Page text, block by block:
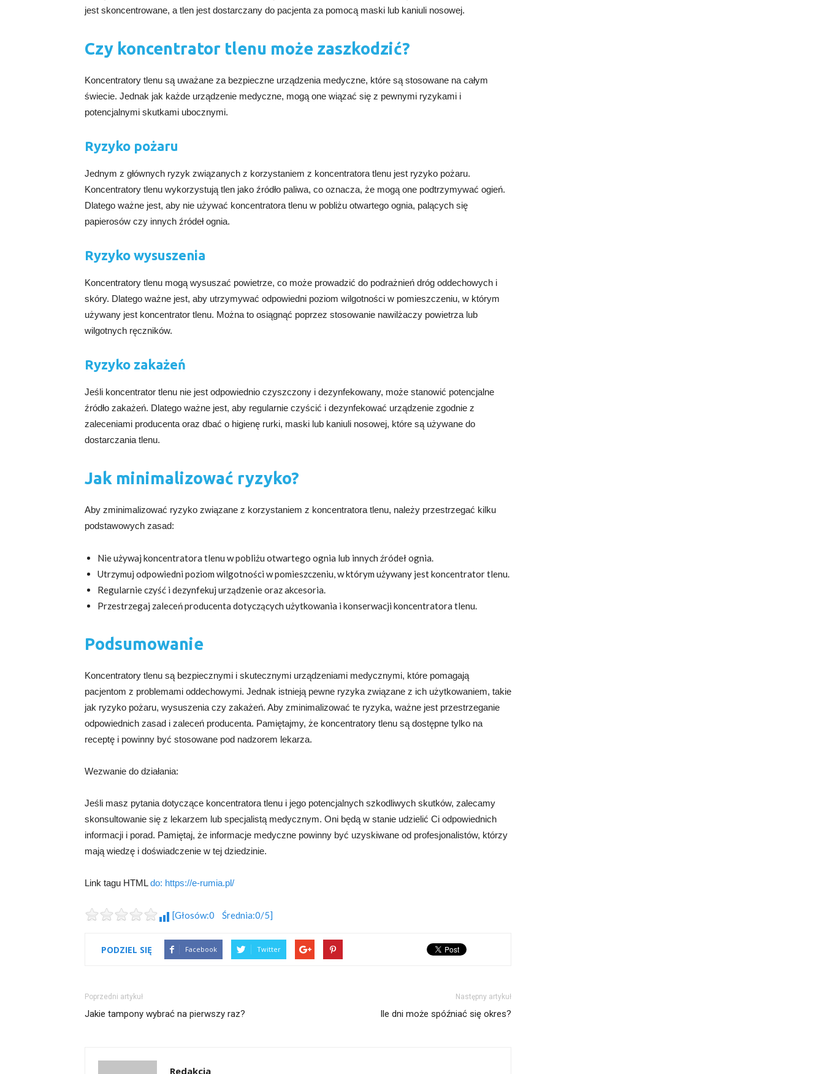
jest skoncentrowane, a tlen jest dostarczany do pacjenta za pomocą maski lub kaniuli nosowej.
Czy koncentrator tlenu może zaszkodzić?
Koncentratory tlenu są uważane za bezpieczne urządzenia medyczne, które są stosowane na całym
świecie. Jednak jak każde urządzenie medyczne, mogą one wiązać się z pewnymi ryzykami i
potencjalnymi skutkami ubocznymi.
Ryzyko pożaru
Jednym z głównych ryzyk związanych z korzystaniem z koncentratora tlenu jest ryzyko pożaru.
Koncentratory tlenu wykorzystują tlen jako źródło paliwa, co oznacza, że mogą one podtrzymywać ogień.
Dlatego ważne jest, aby nie używać koncentratora tlenu w pobliżu otwartego ognia, palących się
papierosów czy innych źródeł ognia.
Ryzyko wysuszenia
Koncentratory tlenu mogą wysuszać powietrze, co może prowadzić do podrażnień dróg oddechowych i
skóry. Dlatego ważne jest, aby utrzymywać odpowiedni poziom wilgotności w pomieszczeniu, w którym
używany jest koncentrator tlenu. Można to osiągnąć poprzez stosowanie nawilżaczy powietrza lub
wilgotnych ręczników.
Ryzyko zakażeń
Jeśli koncentrator tlenu nie jest odpowiednio czyszczony i dezynfekowany, może stanowić potencjalne
źródło zakażeń. Dlatego ważne jest, aby regularnie czyścić i dezynfekować urządzenie zgodnie z
zaleceniami producenta oraz dbać o higienę rurki, maski lub kaniuli nosowej, które są używane do
dostarczania tlenu.
Jak minimalizować ryzyko?
Aby zminimalizować ryzyko związane z korzystaniem z koncentratora tlenu, należy przestrzegać kilku
podstawowych zasad:
Nie używaj koncentratora tlenu w pobliżu otwartego ognia lub innych źródeł ognia.
Utrzymuj odpowiedni poziom wilgotności w pomieszczeniu, w którym używany jest koncentrator tlenu.
Regularnie czyść i dezynfekuj urządzenie oraz akcesoria.
Przestrzegaj zaleceń producenta dotyczących użytkowania i konserwacji koncentratora tlenu.
Podsumowanie
Koncentratory tlenu są bezpiecznymi i skutecznymi urządzeniami medycznymi, które pomagają
pacjentom z problemami oddechowymi. Jednak istnieją pewne ryzyka związane z ich użytkowaniem, takie
jak ryzyko pożaru, wysuszenia czy zakażeń. Aby zminimalizować te ryzyka, ważne jest przestrzeganie
odpowiednich zasad i zaleceń producenta. Pamiętajmy, że koncentratory tlenu są dostępne tylko na
receptę i powinny być stosowane pod nadzorem lekarza.
Wezwanie do działania:
Jeśli masz pytania dotyczące koncentratora tlenu i jego potencjalnych szkodliwych skutków, zalecamy
skonsultowanie się z lekarzem lub specjalistą medycznym. Oni będą w stanie udzielić Ci odpowiednich
informacji i porad. Pamiętaj, że informacje medyczne powinny być uzyskiwane od profesjonalistów, którzy
mają wiedzę i doświadczenie w tej dziedzinie.
Link tagu HTMLdo: https://e-rumia.pl/
[Głosów:0 Średnia:0/5]
PODZIEL SIĘ Facebook Twitter
Poprzedni artykuł
Jakie tampony wybrać na pierwszy raz?
Następny artykuł
Ile dni może spóźniać się okres?
Redakcja